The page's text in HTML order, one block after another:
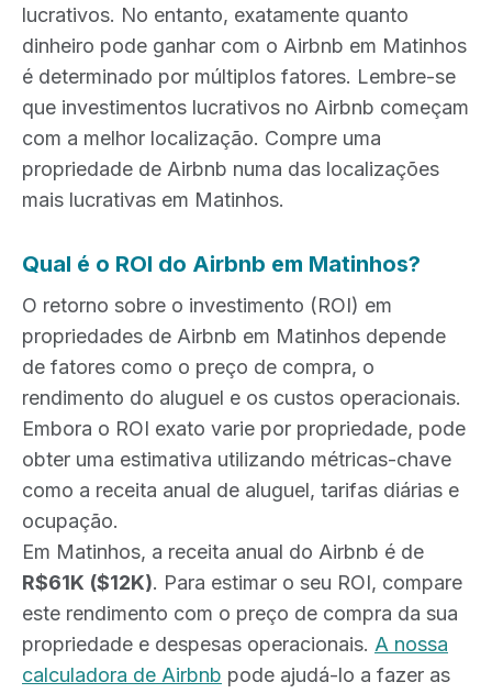
lucrativos. No entanto, exatamente quanto
dinheiro pode ganhar com o Airbnb em Matinhos
é determinado por múltiplos fatores. Lembre-se
que investimentos lucrativos no Airbnb começam
com a melhor localização. Compre uma
propriedade de Airbnb numa das localizações
mais lucrativas em Matinhos.
Qual é o ROI do Airbnb em Matinhos?
O retorno sobre o investimento (ROI) em
propriedades de Airbnb em Matinhos depende
de fatores como o preço de compra, o
rendimento do aluguel e os custos operacionais.
Embora o ROI exato varie por propriedade, pode
obter uma estimativa utilizando métricas-chave
como a receita anual de aluguel, tarifas diárias e
ocupação.
Em Matinhos, a receita anual do Airbnb é de
R$61K ($12K). Para estimar o seu ROI, compare
este rendimento com o preço de compra da sua
propriedade e despesas operacionais. A nossa
calculadora de Airbnb pode ajudá-lo a fazer as